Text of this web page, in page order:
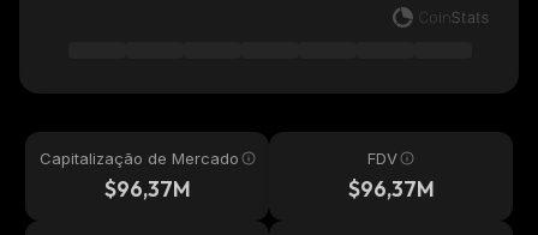
Capitalização de Mercado
$96,37M
FDV
$96,37M